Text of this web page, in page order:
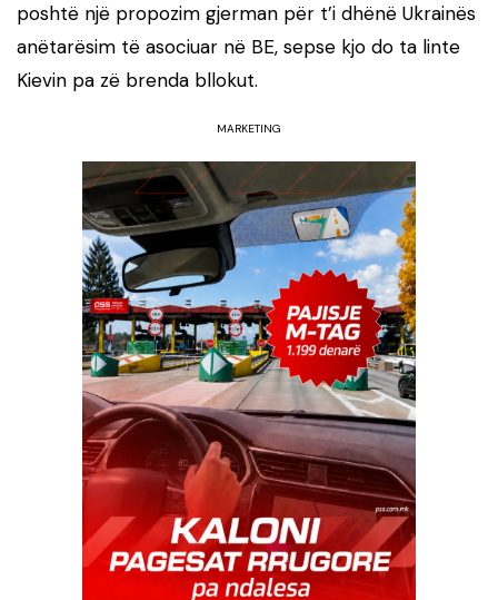
poshtë një propozim gjerman për t’i dhënë Ukrainës
anëtarësim të asociuar në BE, sepse kjo do ta linte
Kievin pa zë brenda bllokut.
MARKETING